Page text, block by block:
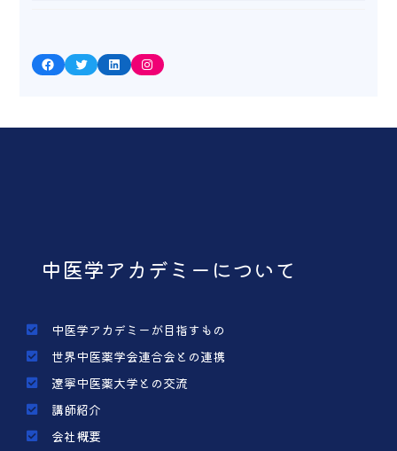
Facebook Twitter LinkedIn Instagram
中医学アカデミーについて
中医学アカデミーが目指すもの
世界中医薬学会連合会との連携
遼寧中医薬大学との交流
講師紹介
会社概要